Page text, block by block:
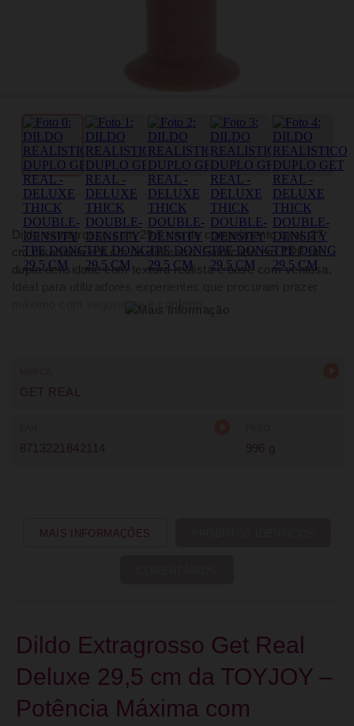
Dildo extragrosso com 29,5 cm de comprimento total, 27
cm inseríveis e 6 cm de diâmetro. Fabricado em TPE de
dupla densidade com textura realista e base com ventosa.
máximo com segurança e conforto.
GET REAL
8713221842114 996 g
MAIS INFORMAÇÕES
Dildo Extragrosso Get Real
Deluxe 29,5 cm da TOYJOY –
Potência Máxima com